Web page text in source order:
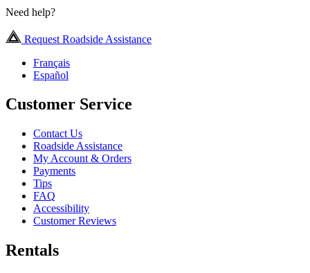
Need help?
Request Roadside Assistance
Français
Español
Customer Service
Contact Us
Roadside Assistance
My Account & Orders
Payments
Tips
FAQ
Accessibility
Customer Reviews
Rentals